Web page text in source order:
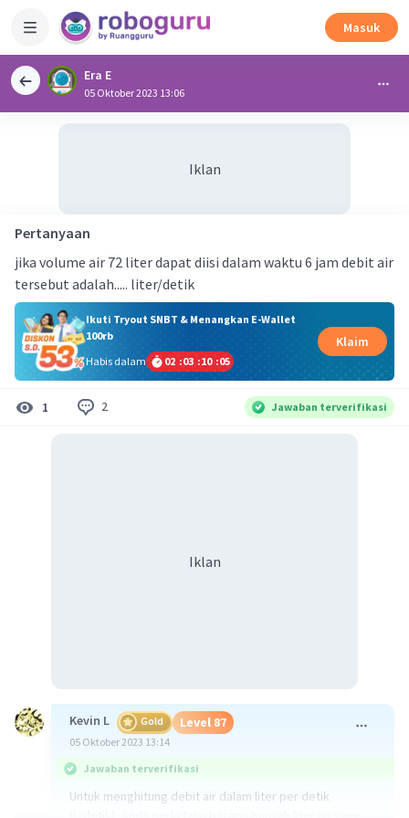
Masuk
Era E
05 Oktober 2023 13:06
Iklan
Pertanyaan
jika volume air 72 liter dapat diisi dalam waktu 6 jam debit air
tersebut adalah..... liter/detik
Ikuti Tryout SNBT & Menangkan E-Wallet
100rb
Habis dalam
02 :03 :10 :05
Klaim
1 2 Jawaban terverifikasi
Iklan
Kevin L Gold Level 87
05 Oktober 2023 13:14
Jawaban terverifikasi
Untuk menghitung debit air dalam liter per detik